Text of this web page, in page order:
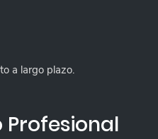
a largo plazo.